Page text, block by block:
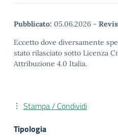
Pubblicato: 05.06.2026 -
Eccetto dove diversamente
stato rilasciato sotto Licenza
Attribuzione 4.0 Italia.
Stampa / Condividi
Tipologia